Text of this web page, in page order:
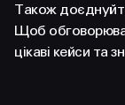
Також
Щоб
цікаві кейси та